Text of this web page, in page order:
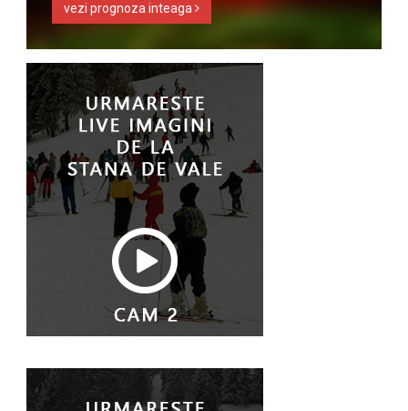
vezi prognoza inteaga